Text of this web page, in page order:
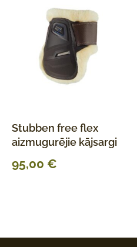
Stubben free flex
aizmugurējie kājsargi
95,00 €